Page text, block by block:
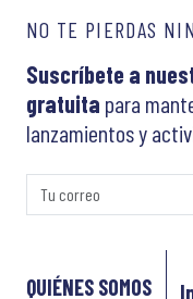
NO TE PIERDAS
Suscríbete a
gratuita para
lanzamientos y
QUIÉNES SOMOS